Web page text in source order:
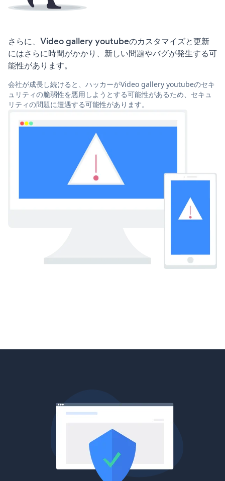
さらに、Video gallery youtubeのカスタマイズと更新
にはさらに時間がかかり、新しい問題やバグが発生する可
能性があります。
会社が成長し続けると、ハッカーがVideo gallery youtubeのセキ
ュリティの脆弱性を悪用しようとする可能性があるため、セキュ
リティの問題に遭遇する可能性があります。